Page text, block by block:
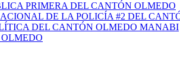
PRIMERA DEL CANTÓN OLMEDO
DE LA POLICÍA #2 DEL
DEL CANTÓN OLMEDO MANABI